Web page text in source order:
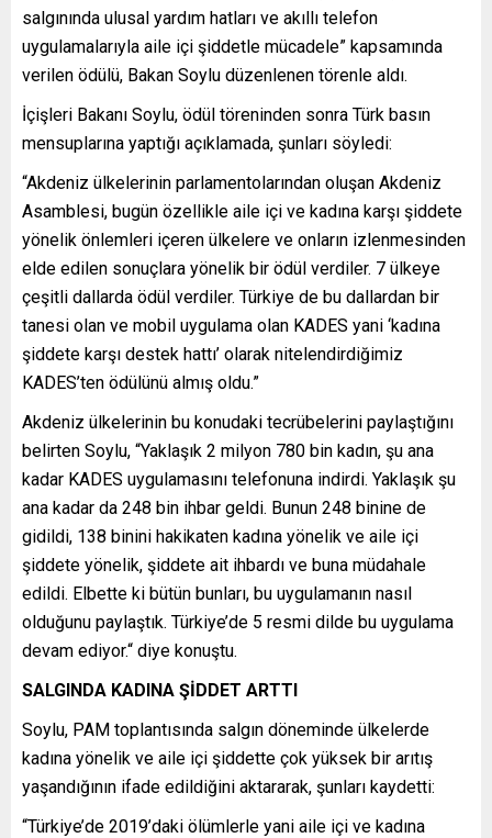
salgınında ulusal yardım hatları ve akıllı telefon
uygulamalarıyla aile içi şiddetle mücadele” kapsamında
verilen ödülü, Bakan Soylu düzenlenen törenle aldı.
İçişleri Bakanı Soylu, ödül töreninden sonra Türk basın
mensuplarına yaptığı açıklamada, şunları söyledi:
“Akdeniz ülkelerinin parlamentolarından oluşan Akdeniz
Asamblesi, bugün özellikle aile içi ve kadına karşı şiddete
yönelik önlemleri içeren ülkelere ve onların izlenmesinden
elde edilen sonuçlara yönelik bir ödül verdiler. 7 ülkeye
çeşitli dallarda ödül verdiler. Türkiye de bu dallardan bir
tanesi olan ve mobil uygulama olan KADES yani ‘kadına
şiddete karşı destek hattı’ olarak nitelendirdiğimiz
KADES’ten ödülünü almış oldu.”
Akdeniz ülkelerinin bu konudaki tecrübelerini paylaştığını
belirten Soylu, “Yaklaşık 2 milyon 780 bin kadın, şu ana
kadar KADES uygulamasını telefonuna indirdi. Yaklaşık şu
ana kadar da 248 bin ihbar geldi. Bunun 248 binine de
gidildi, 138 binini hakikaten kadına yönelik ve aile içi
şiddete yönelik, şiddete ait ihbardı ve buna müdahale
edildi. Elbette ki bütün bunları, bu uygulamanın nasıl
olduğunu paylaştık. Türkiye’de 5 resmi dilde bu uygulama
devam ediyor.“ diye konuştu.
SALGINDA KADINA ŞİDDET ARTTI
Soylu, PAM toplantısında salgın döneminde ülkelerde
kadına yönelik ve aile içi şiddette çok yüksek bir arıtış
yaşandığının ifade edildiğini aktararak, şunları kaydetti:
“Türkiye’de 2019’daki ölümlerle yani aile içi ve kadına